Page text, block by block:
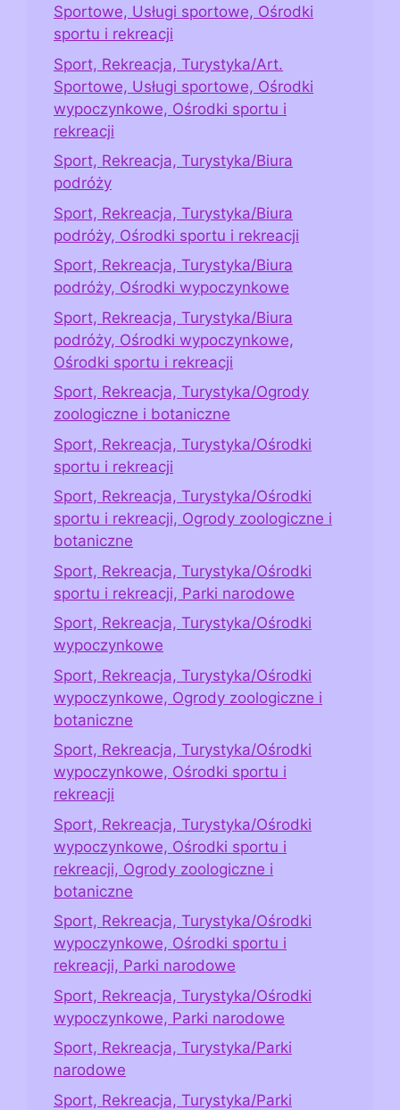
Sportowe, Usługi sportowe, Ośrodki
sportu i rekreacji
Sport, Rekreacja, Turystyka/Art.
Sportowe, Usługi sportowe, Ośrodki
wypoczynkowe, Ośrodki sportu i
rekreacji
Sport, Rekreacja, Turystyka/Biura
podróży
Sport, Rekreacja, Turystyka/Biura
podróży, Ośrodki sportu i rekreacji
Sport, Rekreacja, Turystyka/Biura
podróży, Ośrodki wypoczynkowe
Sport, Rekreacja, Turystyka/Biura
podróży, Ośrodki wypoczynkowe,
Ośrodki sportu i rekreacji
Sport, Rekreacja, Turystyka/Ogrody
zoologiczne i botaniczne
Sport, Rekreacja, Turystyka/Ośrodki
sportu i rekreacji
Sport, Rekreacja, Turystyka/Ośrodki
sportu i rekreacji, Ogrody zoologiczne i
botaniczne
Sport, Rekreacja, Turystyka/Ośrodki
sportu i rekreacji, Parki narodowe
Sport, Rekreacja, Turystyka/Ośrodki
wypoczynkowe
Sport, Rekreacja, Turystyka/Ośrodki
wypoczynkowe, Ogrody zoologiczne i
botaniczne
Sport, Rekreacja, Turystyka/Ośrodki
wypoczynkowe, Ośrodki sportu i
rekreacji
Sport, Rekreacja, Turystyka/Ośrodki
wypoczynkowe, Ośrodki sportu i
rekreacji, Ogrody zoologiczne i
botaniczne
Sport, Rekreacja, Turystyka/Ośrodki
wypoczynkowe, Ośrodki sportu i
rekreacji, Parki narodowe
Sport, Rekreacja, Turystyka/Ośrodki
wypoczynkowe, Parki narodowe
Sport, Rekreacja, Turystyka/Parki
narodowe
Sport, Rekreacja, Turystyka/Parki